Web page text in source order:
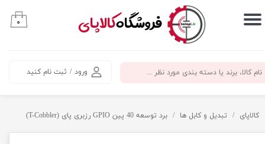
​فروشگاهکالاپای
ورود / ثبت نام کنید
حساب کاربری من
سفارشات
۰
کالاپای تبدیل و کابل ها برد توسعه 40 پین GPIO رزبری پای (T-Cobbler)